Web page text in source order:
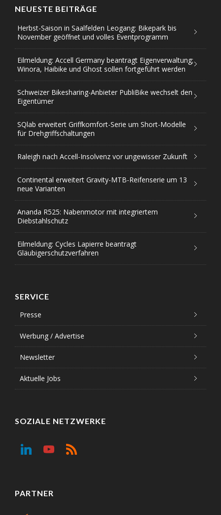
NEUESTE BEITRÄGE
Herbst-Saison in Saalfelden Leogang: Bikepark bis
November geöffnet und volles Eventprogramm
Eilmeldung: Accell Germany beantragt Eigenverwaltung;
Winora, Haibike und Ghost sollen fortgeführt werden
Schweizer Bikesharing-Anbieter PubliBike wechselt den
Eigentümer
SQlab erweitert Griffkomfort-Serie um Short-Modelle
für Drehgriffschaltungen
Raleigh nach Accell-Insolvenz vor ungewisser Zukunft
Continental erweitert Gravity-MTB-Reifenserie um 13
neue Varianten
Ananda R525: Nabenmotor mit integriertem
Diebstahlschutz
Eilmeldung: Cycles Lapierre beantragt
Gläubigerschutzverfahren
SERVICE
Presse
Werbung / Advertise
Newsletter
Aktuelle Jobs
SOZIALE NETZWERKE
PARTNER